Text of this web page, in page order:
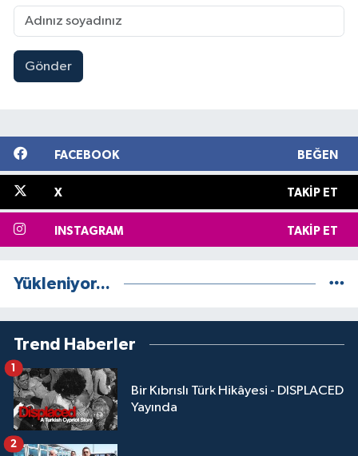
Gönder
FACEBOOK BEĞEN
X TAKIP ET
INSTAGRAM TAKIP ET
Yükleniyor...
Trend Haberler
Bir Kıbrıslı Türk Hikâyesi - DISPLACED
Yayında
1
2